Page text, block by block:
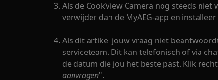
Als de CookView Camera nog steeds
verwijder dan de MyAEG-app en
Als dit artikel jouw vraag niet
serviceteam. Dit kan telefonisch of via
de datum die jou het beste past. Klik
aanvragen".